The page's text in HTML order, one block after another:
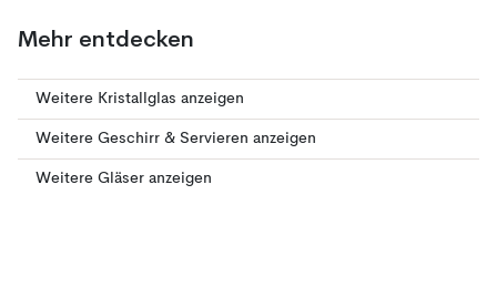
Mehr entdecken
Weitere Kristallglas anzeigen
Weitere Geschirr & Servieren anzeigen
Weitere Gläser anzeigen